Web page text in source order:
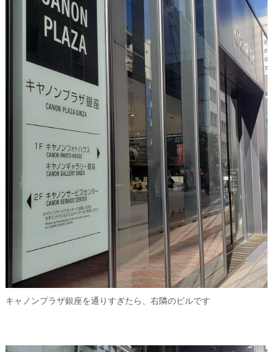
キャノンプラザ銀座を通りすぎたら、右隣のビルです